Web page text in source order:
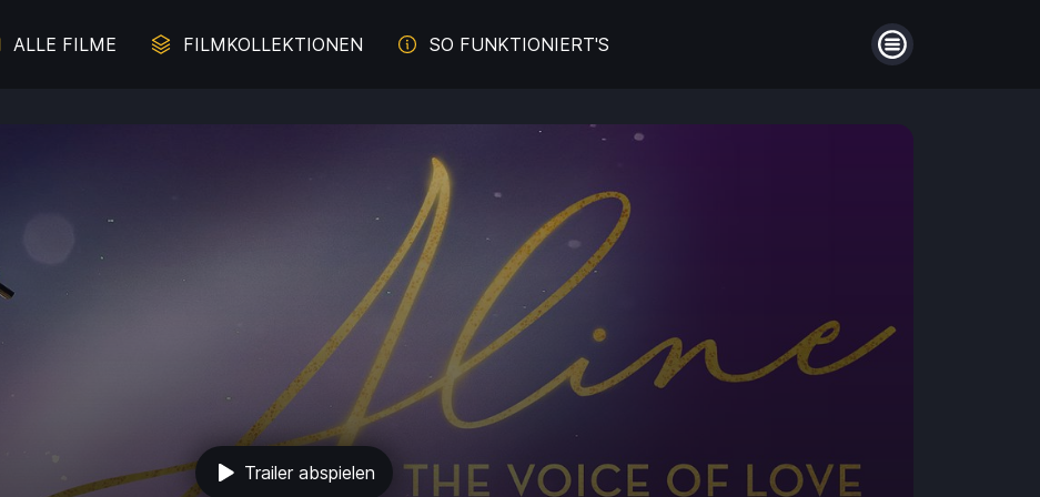
ALLE FILME FILMKOLLEKTIONEN SO FUNKTIONIERT'S
Juliette Binoche - Die Zauberin
Literaturverfilmungen
Auf und Davon - Filme übers
Komödien mit Lachgarantie!
Das Meer Männerfreundschaften
Filme für die ganze Familie Intelligente Komödien Coming of Age- Filme
Trailer abspielen